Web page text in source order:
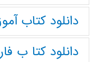
دانلود كتاب
دانلود كتا ب